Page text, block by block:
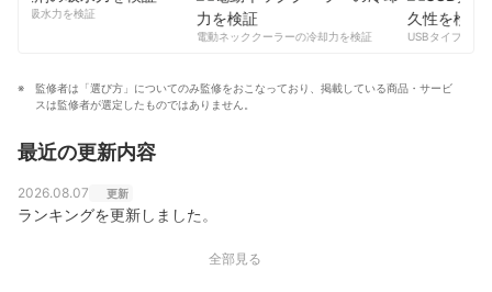
コンテンツ制作チームのプロフィール
の吸水力を検証
電動ネッククーラーの冷却力を検証
USBタイプCケー
監修者は「選び方」についてのみ監修をおこなっており、掲載している商品・サービ
スは監修者が選定したものではありません。
最近の更新内容
2026.08.07 更新
ランキングを更新しました。
全部見る